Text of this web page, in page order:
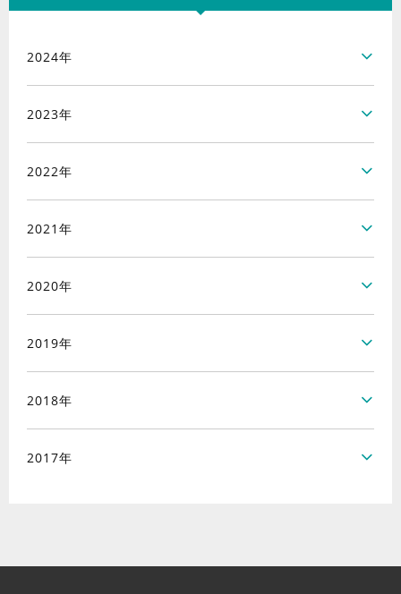
2024年
2023年
2022年
2021年
2020年
2019年
2018年
2017年